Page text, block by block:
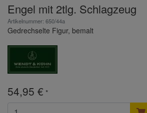
Engel mit 2tlg. Schlagzeug
Artikelnummer: 650/44a
Gedrechselte Figur, bemalt
54,95 € *